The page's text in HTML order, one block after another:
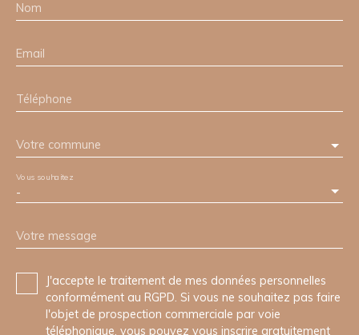
Nom
Email
Téléphone
Votre commune
-
Vous souhaitez
Votre message
J'accepte le traitement de mes données personnelles
conformément au RGPD. Si vous ne souhaitez pas faire
l'objet de prospection commerciale par voie
téléphonique, vous pouvez vous inscrire gratuitement